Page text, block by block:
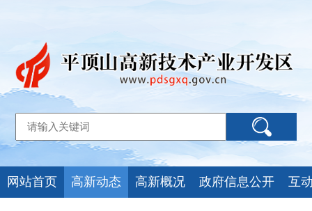
网站首页 高新动态 高新概况 政府信息公开 互